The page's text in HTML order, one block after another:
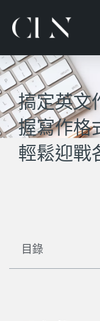
搞定英文
握寫作格
輕鬆迎戰
目錄